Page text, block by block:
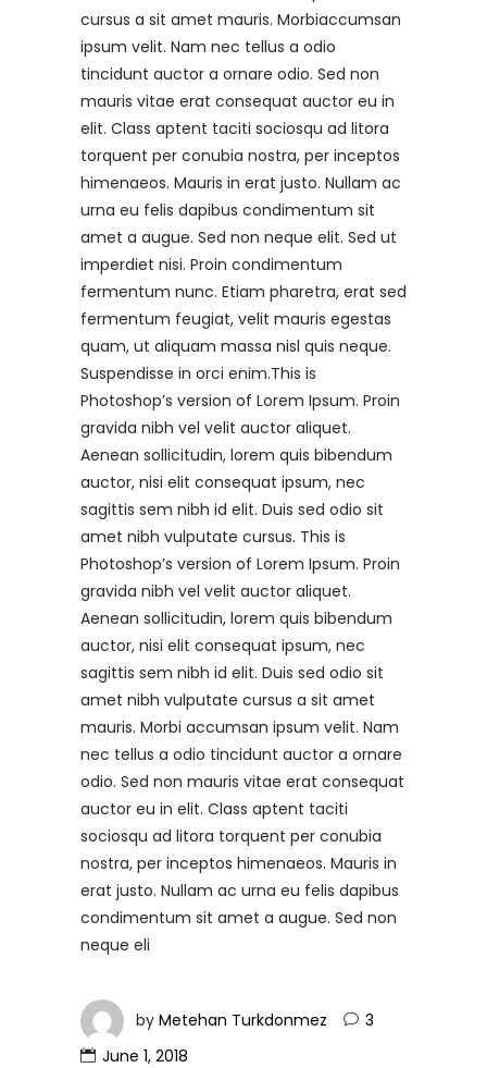
cursus a sit amet mauris. Morbiaccumsan
ipsum velit. Nam nec tellus a odio
tincidunt auctor a ornare odio. Sed non
mauris vitae erat consequat auctor eu in
elit. Class aptent taciti sociosqu ad litora
torquent per conubia nostra, per inceptos
himenaeos. Mauris in erat justo. Nullam ac
urna eu felis dapibus condimentum sit
amet a augue. Sed non neque elit. Sed ut
imperdiet nisi. Proin condimentum
fermentum nunc. Etiam pharetra, erat sed
fermentum feugiat, velit mauris egestas
quam, ut aliquam massa nisl quis neque.
Suspendisse in orci enim.This is
Photoshop’s version of Lorem Ipsum. Proin
gravida nibh vel velit auctor aliquet.
Aenean sollicitudin, lorem quis bibendum
auctor, nisi elit consequat ipsum, nec
sagittis sem nibh id elit. Duis sed odio sit
amet nibh vulputate cursus. This is
Photoshop’s version of Lorem Ipsum. Proin
gravida nibh vel velit auctor aliquet.
Aenean sollicitudin, lorem quis bibendum
auctor, nisi elit consequat ipsum, nec
sagittis sem nibh id elit. Duis sed odio sit
amet nibh vulputate cursus a sit amet
mauris. Morbi accumsan ipsum velit. Nam
nec tellus a odio tincidunt auctor a ornare
odio. Sed non mauris vitae erat consequat
auctor eu in elit. Class aptent taciti
sociosqu ad litora torquent per conubia
nostra, per inceptos himenaeos. Mauris in
erat justo. Nullam ac urna eu felis dapibus
condimentum sit amet a augue. Sed non
neque eli
by Metehan Turkdonmez
3
June 1, 2018